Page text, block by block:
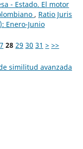
- Estado. El motor
, Ratio Juris
Enero-Junio
28 29 30 31 > >>
similitud avanzada